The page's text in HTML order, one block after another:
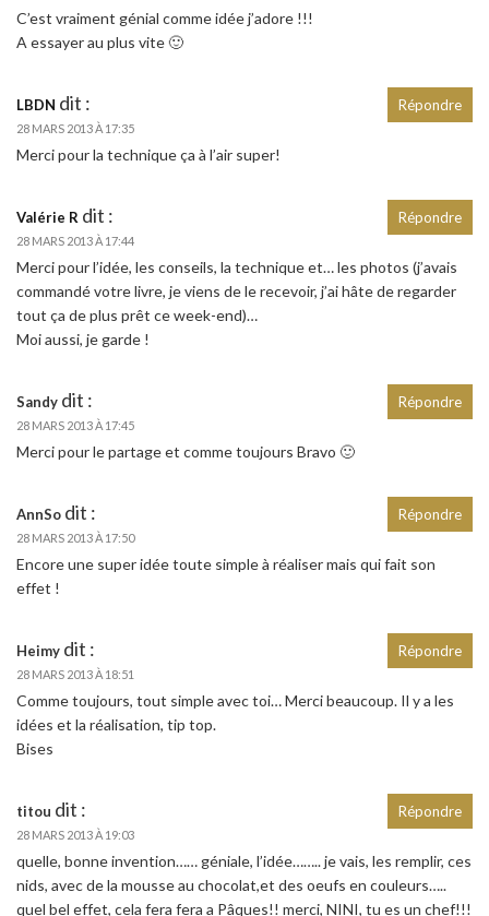
C’est vraiment génial comme idée j’adore !!!
A essayer au plus vite 🙂
LBDN dit :
28 MARS 2013 À 17:35
Merci pour la technique ça à l’air super!
Répondre
Valérie R dit :
28 MARS 2013 À 17:44
Merci pour l’idée, les conseils, la technique et… les photos (j’avais
commandé votre livre, je viens de le recevoir, j’ai hâte de regarder
tout ça de plus prêt ce week-end)…
Moi aussi, je garde !
Répondre
Sandy dit :
28 MARS 2013 À 17:45
Merci pour le partage et comme toujours Bravo 🙂
Répondre
AnnSo dit :
28 MARS 2013 À 17:50
Encore une super idée toute simple à réaliser mais qui fait son
effet !
Répondre
Heimy dit :
28 MARS 2013 À 18:51
Comme toujours, tout simple avec toi… Merci beaucoup. Il y a les
idées et la réalisation, tip top.
Bises
Répondre
titou dit :
28 MARS 2013 À 19:03
quelle, bonne invention…… géniale, l’idée…….. je vais, les remplir, ces
nids, avec de la mousse au chocolat,et des oeufs en couleurs…..
quel bel effet, cela fera fera a Pâques!! merci, NINI, tu es un chef!!!
Répondre